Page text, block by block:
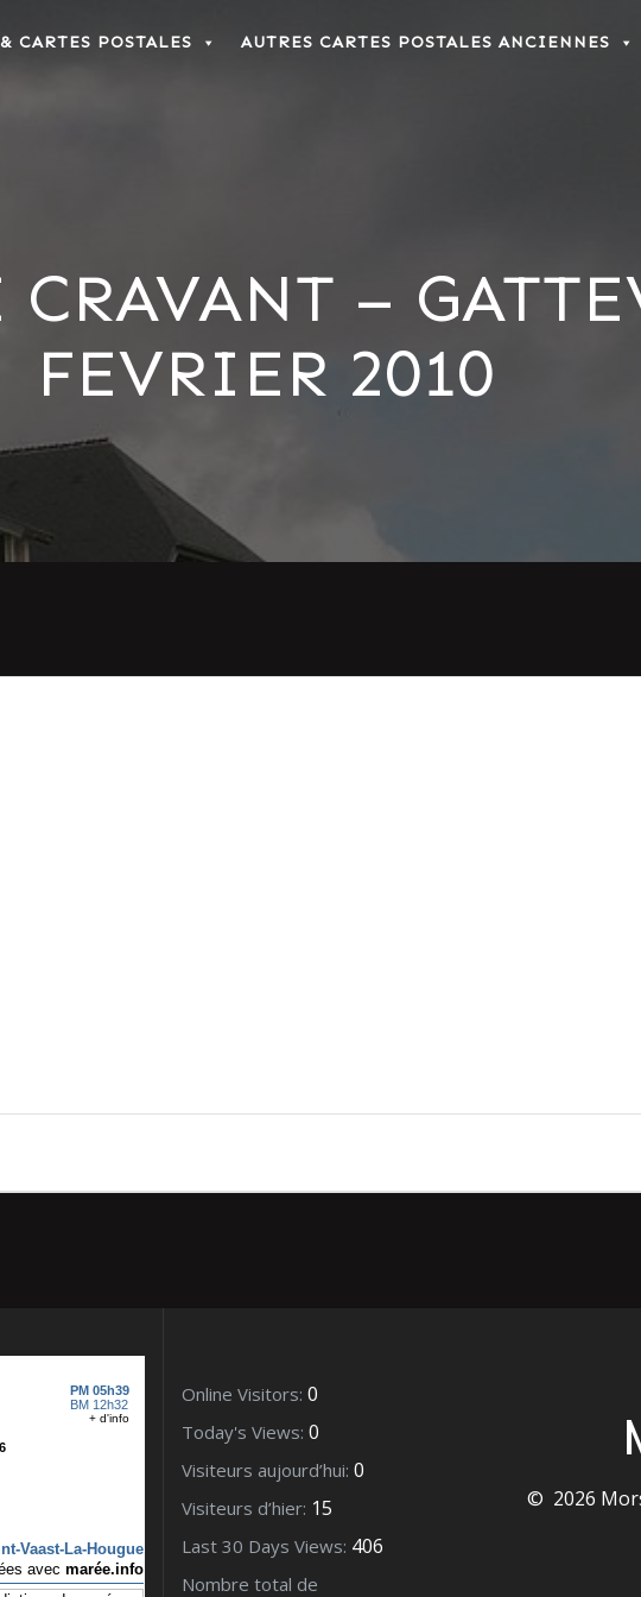
CARTES POSTALES AUTRES CARTES POSTALES ANCIENNES
CRAVANT –
FEVRIER 2010
Online Visitors: 0
Today's Views: 0
Visiteurs aujourd’hui: 0
Visiteurs d’hier: 15
Last 30 Days Views: 406
Nombre total de
© 2026